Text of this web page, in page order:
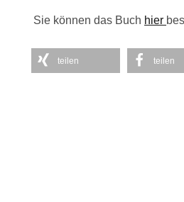
Sie können das Buch hier
teilen teilen